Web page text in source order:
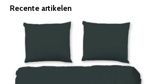
Recente artikelen